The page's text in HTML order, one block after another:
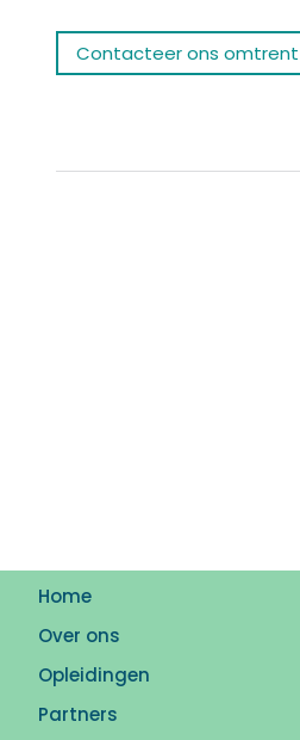
Contacteer ons
Home
Over ons
Opleidingen
Partners